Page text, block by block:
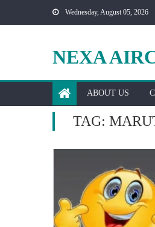
Wednesday, August 05, 2026
NEXA
ABOUT US
TAG: